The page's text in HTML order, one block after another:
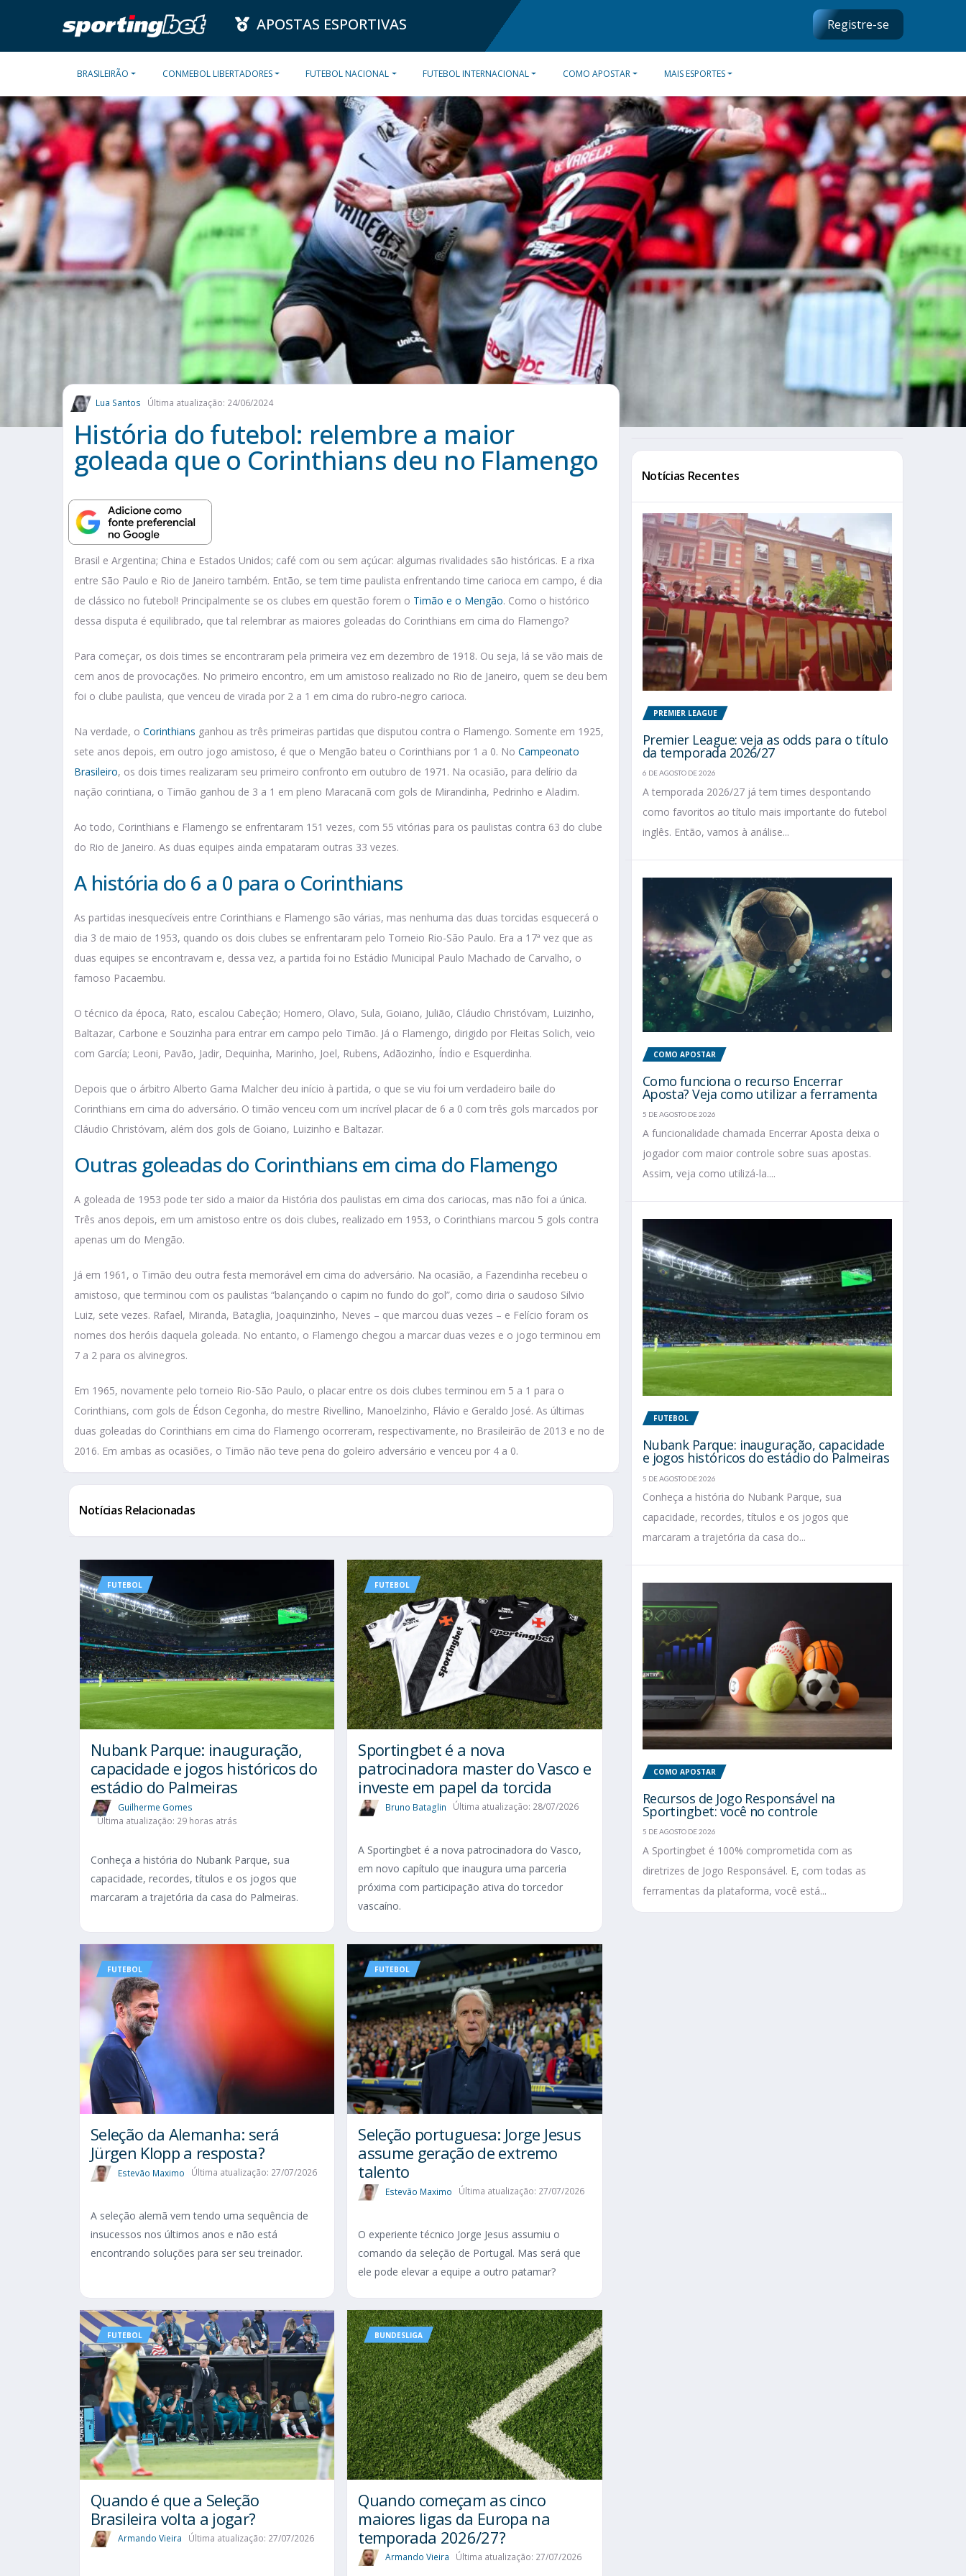
APOSTAS ESPORTIVAS Registre-se
BRASILEIRÃO CONMEBOL LIBERTADORES FUTEBOL NACIONAL FUTEBOL INTERNACIONAL COMO APOSTAR MAIS ESPORTES
Lua Santos Última atualização: 24/06/2024
História do futebol: relembre a maior
goleada que o Corinthians deu no Flamengo
Brasil e Argentina; China e Estados Unidos; café com ou sem açúcar: algumas rivalidades são históricas. E a rixa
entre São Paulo e Rio de Janeiro também. Então, se tem time paulista enfrentando time carioca em campo, é dia
de clássico no futebol! Principalmente se os clubes em questão forem o Timão e o Mengão. Como o histórico
dessa disputa é equilibrado, que tal relembrar as maiores goleadas do Corinthians em cima do Flamengo?
Para começar, os dois times se encontraram pela primeira vez em dezembro de 1918. Ou seja, lá se vão mais de
cem anos de provocações. No primeiro encontro, em um amistoso realizado no Rio de Janeiro, quem se deu bem
foi o clube paulista, que venceu de virada por 2 a 1 em cima do rubro-negro carioca.
Na verdade, o Corinthians ganhou as três primeiras partidas que disputou contra o Flamengo. Somente em 1925,
sete anos depois, em outro jogo amistoso, é que o Mengão bateu o Corinthians por 1 a 0. No Campeonato
Brasileiro, os dois times realizaram seu primeiro confronto em outubro de 1971. Na ocasião, para delírio da
nação corintiana, o Timão ganhou de 3 a 1 em pleno Maracanã com gols de Mirandinha, Pedrinho e Aladim.
Ao todo, Corinthians e Flamengo se enfrentaram 151 vezes, com 55 vitórias para os paulistas contra 63 do clube
do Rio de Janeiro. As duas equipes ainda empataram outras 33 vezes.
A história do 6 a 0 para o Corinthians
As partidas inesquecíveis entre Corinthians e Flamengo são várias, mas nenhuma das duas torcidas esquecerá o
dia 3 de maio de 1953, quando os dois clubes se enfrentaram pelo Torneio Rio-São Paulo. Era a 17ª vez que as
duas equipes se encontravam e, dessa vez, a partida foi no Estádio Municipal Paulo Machado de Carvalho, o
famoso Pacaembu.
O técnico da época, Rato, escalou Cabeção; Homero, Olavo, Sula, Goiano, Julião, Cláudio Christóvam, Luizinho,
Baltazar, Carbone e Souzinha para entrar em campo pelo Timão. Já o Flamengo, dirigido por Fleitas Solich, veio
com García; Leoni, Pavão, Jadir, Dequinha, Marinho, Joel, Rubens, Adãozinho, Índio e Esquerdinha.
Depois que o árbitro Alberto Gama Malcher deu início à partida, o que se viu foi um verdadeiro baile do
Corinthians em cima do adversário. O timão venceu com um incrível placar de 6 a 0 com três gols marcados por
Cláudio Christóvam, além dos gols de Goiano, Luizinho e Baltazar.
Outras goleadas do Corinthians em cima do Flamengo
A goleada de 1953 pode ter sido a maior da História dos paulistas em cima dos cariocas, mas não foi a única.
Três anos depois, em um amistoso entre os dois clubes, realizado em 1953, o Corinthians marcou 5 gols contra
apenas um do Mengão.
Já em 1961, o Timão deu outra festa memorável em cima do adversário. Na ocasião, a Fazendinha recebeu o
amistoso, que terminou com os paulistas “balançando o capim no fundo do gol”, como diria o saudoso Silvio
Luiz, sete vezes. Rafael, Miranda, Bataglia, Joaquinzinho, Neves – que marcou duas vezes – e Felício foram os
nomes dos heróis daquela goleada. No entanto, o Flamengo chegou a marcar duas vezes e o jogo terminou em
7 a 2 para os alvinegros.
Em 1965, novamente pelo torneio Rio-São Paulo, o placar entre os dois clubes terminou em 5 a 1 para o
Corinthians, com gols de Édson Cegonha, do mestre Rivellino, Manoelzinho, Flávio e Geraldo José. As últimas
duas goleadas do Corinthians em cima do Flamengo ocorreram, respectivamente, no Brasileirão de 2013 e no de
2016. Em ambas as ocasiões, o Timão não teve pena do goleiro adversário e venceu por 4 a 0.
Notícias Relacionadas
FUTEBOL
Nubank Parque: inauguração,
capacidade e jogos históricos do
estádio do Palmeiras
Guilherme Gomes
Última atualização: 29 horas atrás
Conheça a história do Nubank Parque, sua
capacidade, recordes, títulos e os jogos que
marcaram a trajetória da casa do Palmeiras.
FUTEBOL
Sportingbet é a nova
patrocinadora master do Vasco e
investe em papel da torcida
Bruno Bataglin Última atualização: 28/07/2026
A Sportingbet é a nova patrocinadora do Vasco,
em novo capítulo que inaugura uma parceria
próxima com participação ativa do torcedor
vascaíno.
FUTEBOL
Seleção da Alemanha: será
Jürgen Klopp a resposta?
Estevão Maximo Última atualização: 27/07/2026
A seleção alemã vem tendo uma sequência de
insucessos nos últimos anos e não está
encontrando soluções para ser seu treinador.
FUTEBOL
Seleção portuguesa: Jorge Jesus
assume geração de extremo
talento
Estevão Maximo Última atualização: 27/07/2026
O experiente técnico Jorge Jesus assumiu o
comando da seleção de Portugal. Mas será que
ele pode elevar a equipe a outro patamar?
FUTEBOL
Quando é que a Seleção
Brasileira volta a jogar?
Armando Vieira Última atualização: 27/07/2026
BUNDESLIGA
Quando começam as cinco
maiores ligas da Europa na
temporada 2026/27?
Armando Vieira Última atualização: 27/07/2026
Notícias Recentes
PREMIER LEAGUE
Premier League: veja as odds para o título
da temporada 2026/27
6 DE AGOSTO DE 2026
A temporada 2026/27 já tem times despontando
como favoritos ao título mais importante do futebol
inglês. Então, vamos à análise...
COMO APOSTAR
Como funciona o recurso Encerrar
Aposta? Veja como utilizar a ferramenta
5 DE AGOSTO DE 2026
A funcionalidade chamada Encerrar Aposta deixa o
jogador com maior controle sobre suas apostas.
Assim, veja como utilizá-la....
FUTEBOL
Nubank Parque: inauguração, capacidade
e jogos históricos do estádio do Palmeiras
5 DE AGOSTO DE 2026
Conheça a história do Nubank Parque, sua
capacidade, recordes, títulos e os jogos que
marcaram a trajetória da casa do...
COMO APOSTAR
Recursos de Jogo Responsável na
Sportingbet: você no controle
5 DE AGOSTO DE 2026
A Sportingbet é 100% comprometida com as
diretrizes de Jogo Responsável. E, com todas as
ferramentas da plataforma, você está...